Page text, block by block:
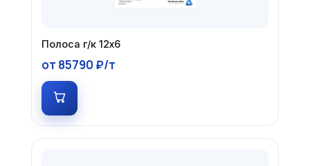
Полоса г/к 12х6
от 85790 ₽/т